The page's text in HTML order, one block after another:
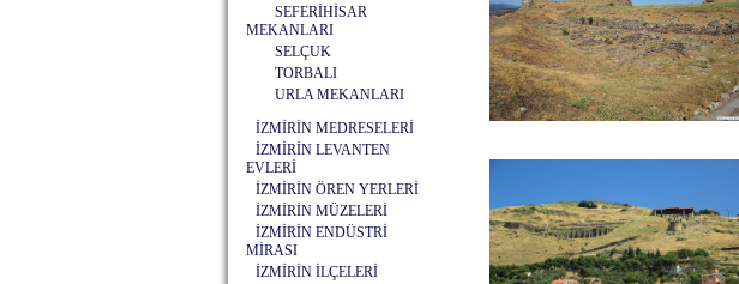
SEFERİHİSAR
MEKANLARI
SELÇUK
TORBALI
URLA MEKANLARI
İZMİRİN MEDRESELERİ
İZMİRİN LEVANTEN
EVLERİ
İZMİRİN ÖREN YERLERİ
İZMİRİN MÜZELERİ
İZMİRİN ENDÜSTRİ
MİRASI
İZMİRİN İLÇELERİ